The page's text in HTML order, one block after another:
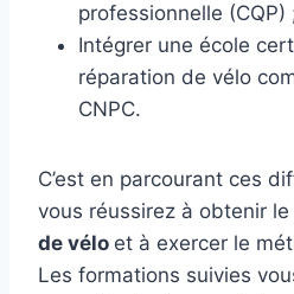
professionnelle (CQP)
Intégrer une école
réparation de vélo
CNPC.
C’est en parcourant ces
vous réussirez à obtenir
de vélo et à exercer le
Les formations suivies